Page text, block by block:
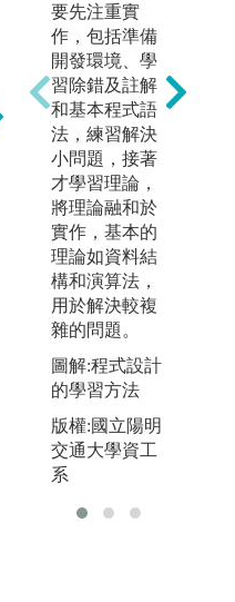
培養學生的獨
立思考與實作
能力，系統規
劃實驗課程，
讓學生親自操
作，驗證理論
中的光電現
象。完成核心
課程後，學生
可針對特定主
題提出實驗方
法並實際操
作。透過團隊
合作，強化專
業知識和溝通
能力，並提出
有效解決方
案。
圖解:實驗實作
與專題競賽
版權:陽明交通
要先注重實
作，包括準備
開發環境、學
習除錯及註解
和基本程式語
法，練習解決
小問題，接著
才學習理論，
將理論融和於
實作，基本的
理論如資料結
構和演算法，
用於解決較複
雜的問題。
圖解:程式設計
的學習方法
版權:國立陽明
交通大學資工
系